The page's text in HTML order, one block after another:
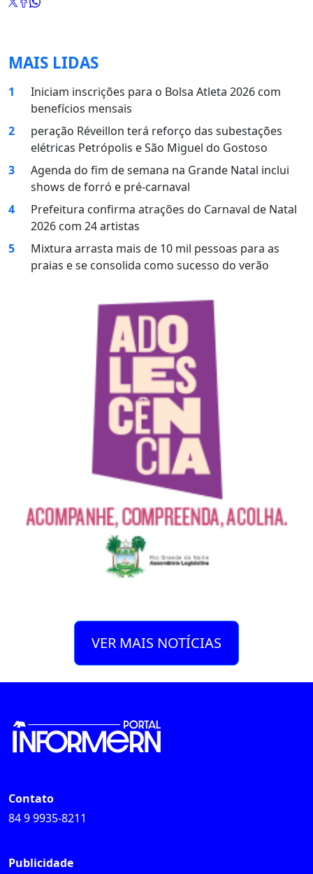
MAIS LIDAS
1
Iniciam inscrições para o Bolsa Atleta 2026 com
benefícios mensais
2
peração Réveillon terá reforço das subestações
elétricas Petrópolis e São Miguel do Gostoso
3
Agenda do fim de semana na Grande Natal inclui
shows de forró e pré-carnaval
4
Prefeitura confirma atrações do Carnaval de Natal
2026 com 24 artistas
5
Mixtura arrasta mais de 10 mil pessoas para as
praias e se consolida como sucesso do verão
VER MAIS NOTÍCIAS
Contato
84 9 9935-8211
Publicidade